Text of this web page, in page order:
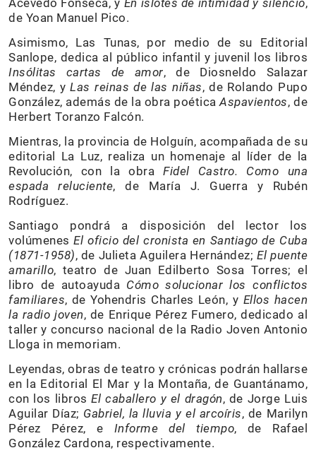
Acevedo Fonseca, y En islotes de intimidad y silencio,
de Yoan Manuel Pico.
Asimismo, Las Tunas, por medio de su Editorial
Sanlope, dedica al público infantil y juvenil los libros
Insólitas cartas de amor, de Diosneldo Salazar
Méndez, yLas reinas de las niñas, de Rolando Pupo
González, además de la obra poéticaAspavientos, de
Herbert Toranzo Falcón.
Mientras, la provincia de Holguín, acompañada de su
editorial La Luz, realiza un homenaje al líder de la
Revolución, con la obraFidel Castro. Como una
espada reluciente, de María J. Guerra y Rubén
Rodríguez.
Santiago pondrá a disposición del lector los
volúmenesEl oficio del cronista en Santiago de Cuba
(1871-1958), de Julieta Aguilera Hernández;El puente
amarillo, teatro de Juan Edilberto Sosa Torres; el
libro de autoayuda Cómo solucionar los conflictos
familiares, de Yohendris Charles León, y Ellos hacen
la radio joven, de Enrique Pérez Fumero, dedicado al
taller y concurso nacional de la Radio Joven Antonio
Lloga in memoriam.
Leyendas, obras de teatro y crónicas podrán hallarse
en la Editorial El Mar y la Montaña, de Guantánamo,
con los librosEl caballero y el dragón, de Jorge Luis
Aguilar Díaz; Gabriel, la lluvia y el arcoíris, de Marilyn
Pérez Pérez, e Informe del tiempo, de Rafael
González Cardona, respectivamente.